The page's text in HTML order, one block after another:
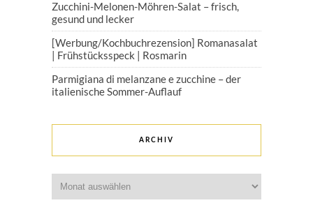
Zucchini-Melonen-Möhren-Salat – frisch,
gesund und lecker
[Werbung/Kochbuchrezension] Romanasalat
| Frühstücksspeck | Rosmarin
Parmigiana di melanzane e zucchine – der
italienische Sommer-Auflauf
ARCHIV